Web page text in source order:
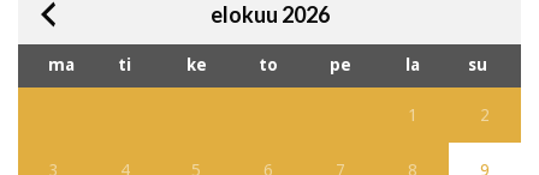
elokuu 2026
ma ti ke to pe la su
1 2
3 4 5 6 7 8 9